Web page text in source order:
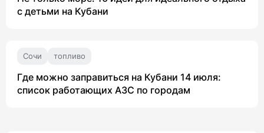
с детьми на Кубани
Сочи топливо
Где можно заправиться на Кубани 14 июля:
список работающих АЗС по городам